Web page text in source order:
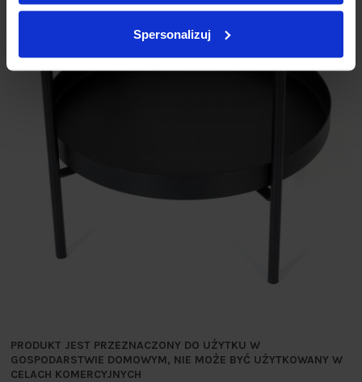
Spersonalizuj
PRODUKT JEST PRZEZNACZONY DO UŻYTKU W
GOSPODARSTWIE DOMOWYM, NIE MOŻE BYĆ UŻYTKOWANY W
CELACH KOMERCYJNYCH